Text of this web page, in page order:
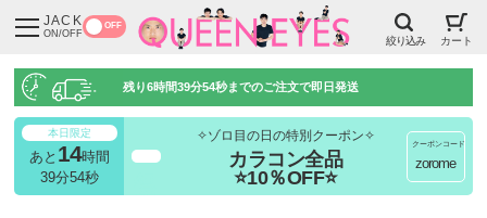
JACK
ON/OFF
OFF
絞り込み カート
残り6時間39分53秒までのご注文で即日発送
本日限定
あと 14時間
39分53秒
✧ゾロ目の日の特別クーポン✧
カラコン全品
⭐10％OFF⭐
クーポンコード
zorome